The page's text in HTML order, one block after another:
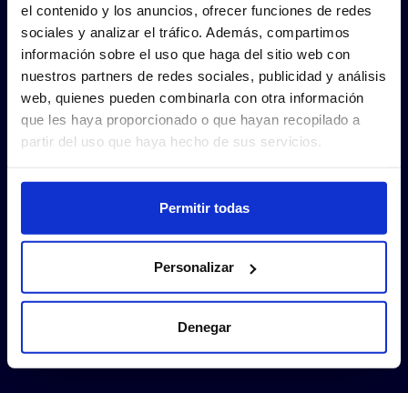
el contenido y los anuncios, ofrecer funciones de redes
sociales y analizar el tráfico. Además, compartimos
información sobre el uso que haga del sitio web con
nuestros partners de redes sociales, publicidad y análisis
web, quienes pueden combinarla con otra información
que les haya proporcionado o que hayan recopilado a
partir del uso que haya hecho de sus servicios.
Permitir todas
Personalizar
Denegar